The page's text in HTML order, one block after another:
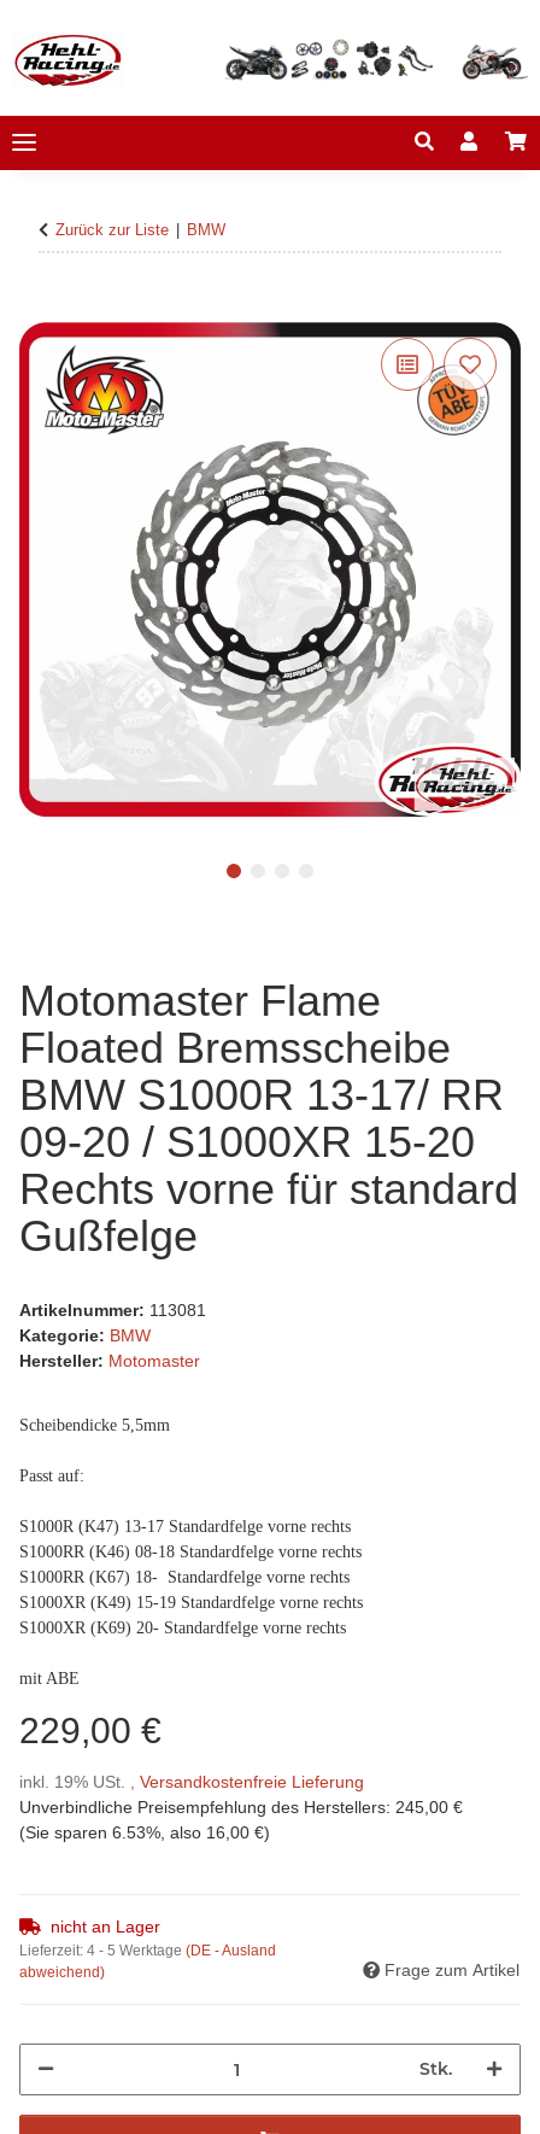
Zurück zur Liste BMW
Motomaster Flame
Floated Bremsscheibe
BMW S1000R 13-17/ RR
09-20 / S1000XR 15-20
Rechts vorne für standard
Gußfelge
Artikelnummer: 113081
Kategorie: BMW
Hersteller: Motomaster
Scheibendicke 5,5mm
Passt auf:
S1000R (K47) 13-17 Standardfelge vorne rechts
S1000RR (K46) 08-18 Standardfelge vorne rechts
S1000RR (K67) 18- Standardfelge vorne rechts
S1000XR (K49) 15-19 Standardfelge vorne rechts
S1000XR (K69) 20- Standardfelge vorne rechts
mit ABE
229,00 €
inkl. 19% USt. , Versandkostenfreie Lieferung
Unverbindliche Preisempfehlung des Herstellers: 245,00 €
(Sie sparen 6.53% , also 16,00 €)
nicht an Lager
Lieferzeit: 4 - 5 Werktage (DE - Ausland
abweichend)
Frage zum Artikel
Stk.